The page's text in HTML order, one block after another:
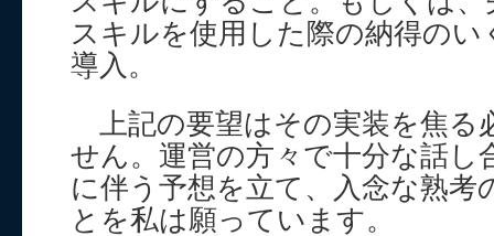
スキルを使用した際の納得の
導入。
上記の要望はその実装を焦る
せん。運営の方々で十分な話し
に伴う予想を立て、入念な熟考
とを私は願っています。